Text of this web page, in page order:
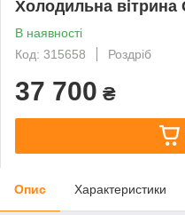
Холодильна вітрина
В наявності
Код: 315658
Роздріб
37 700 ₴
Опис Характеристики